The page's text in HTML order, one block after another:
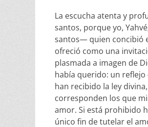
La escucha atenta y
santos, porque yo,
santos— quien concibió
ofreció como una
plasmada a imagen de
había querido: un
han recibido la ley
corresponden los que
amor. Si está prohibido
único fin de tutelar el